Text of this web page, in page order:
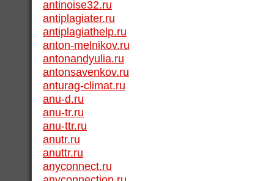
antinoise32.ru
antiplagiater.ru
antiplagiathelp.ru
anton-melnikov.ru
antonandyulia.ru
antonsavenkov.ru
anturag-climat.ru
anu-d.ru
anu-tr.ru
anu-ttr.ru
anutr.ru
anuttr.ru
anyconnect.ru